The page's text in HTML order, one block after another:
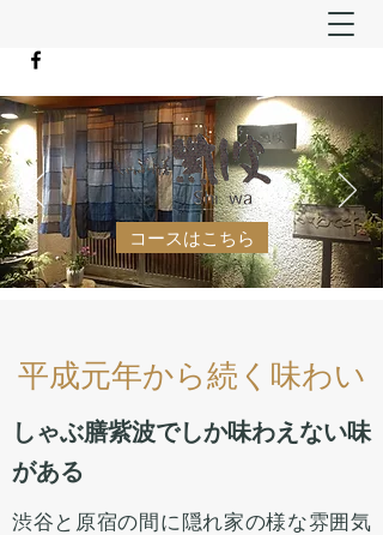
コースはこちら
平成元年から続く味わい
しゃぶ膳紫波でしか味わえない味
がある
渋谷と原宿の間に隠れ家の様な雰囲気